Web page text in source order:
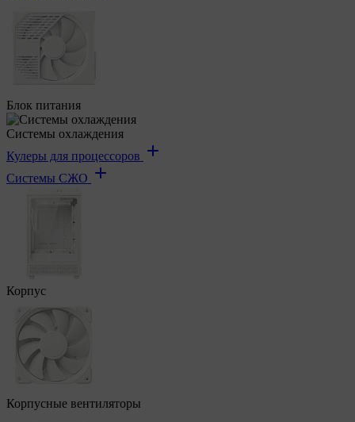
Блок питания
Системы охлаждения
Кулеры для процессоров
Системы СЖО
Корпус
Корпусные вентиляторы